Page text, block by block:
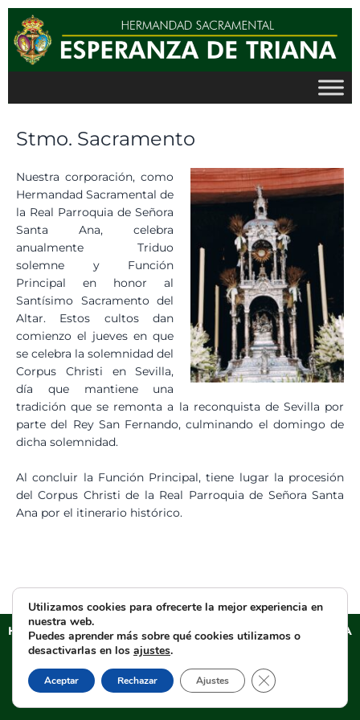
contenido
Stmo. Sacramento
Nuestra corporación, como
Hermandad Sacramental de
la Real Parroquia de Señora
Santa Ana, celebra
anualmente Triduo
solemne y Función
Principal en honor al
Santísimo Sacramento del
Altar. Estos cultos dan
comienzo el jueves en que
se celebra la solemnidad del
Corpus Christi en Sevilla,
día que mantiene una
tradición que se remonta a la reconquista de Sevilla por
parte del Rey San Fernando, culminando el domingo de
dicha solemnidad.
Al concluir la Función Principal, tiene lugar la procesión
del Corpus Christi de la Real Parroquia de Señora Santa
Ana por el itinerario histórico.
HERMANDAD SACRAMENTAL DEL ESPERANZA DE TRIANA
Aviso legal– Política de PRIVACIDAD
informativas en formularios web–Política de cookies
Tienda
Utilizamos cookies para ofrecerte la mejor experiencia en
nuestra web.
Puedes aprender más sobre qué cookies utilizamos o
desactivarlas en los ajustes.
Aceptar Rechazar Ajustes Cerrar el banner